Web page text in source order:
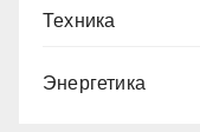
Техника
Энергетика